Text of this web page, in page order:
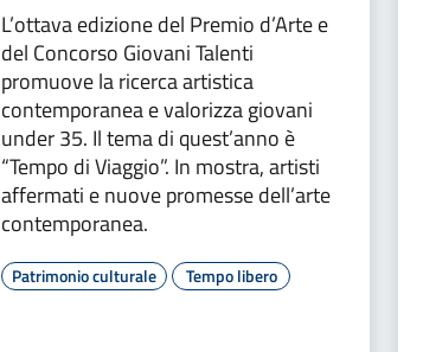
L’ottava edizione del Premio d’Arte e
del Concorso Giovani Talenti
promuove la ricerca artistica
contemporanea e valorizza giovani
under 35. Il tema di quest’anno è
“Tempo di Viaggio”. In mostra, artisti
affermati e nuove promesse dell’arte
contemporanea.
Patrimonio culturale Tempo libero